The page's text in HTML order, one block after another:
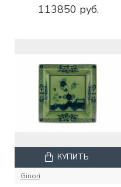
113850 руб.
Ginori
КУПИТЬ